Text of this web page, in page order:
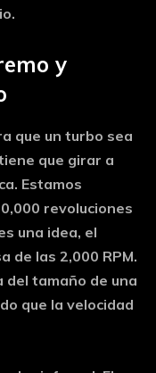
y
que un turbo sea
que girar a
Estamos
revoluciones
una idea, el
de las 2,000 RPM.
del tamaño de una
que la velocidad